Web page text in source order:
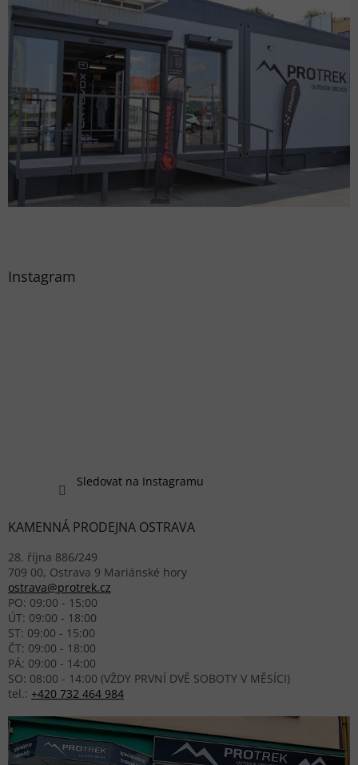
Instagram
Sledovat na Instagramu
KAMENNÁ PRODEJNA OSTRAVA
28. října 886/249
709 00, Ostrava 9 Mariánské hory
ostrava@protrek.cz
PO: 09:00 - 15:00
ÚT: 09:00 - 18:00
ST: 09:00 - 15:00
ČT: 09:00 - 18:00
PÁ: 09:00 - 14:00
SO: 08:00 - 14:00 (VŽDY PRVNÍ DVĚ SOBOTY V MĚSÍCI)
tel.: +420 732 464 984